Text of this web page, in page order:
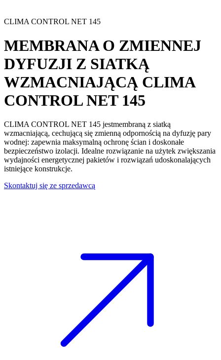
CLIMA CONTROL NET 145
MEMBRANA O ZMIENNEJ
DYFUZJI Z SIATKĄ
WZMACNIAJĄCĄ CLIMA
CONTROL NET 145
CLIMA CONTROL NET 145 jestmembraną z siatką
wzmacniającą, cechującą się zmienną odpornością na dyfuzję pary
wodnej: zapewnia maksymalną ochronę ścian i doskonałe
bezpieczeństwo izolacji. Idealne rozwiązanie na użytek zwiększania
wydajności energetycznej pakietów i rozwiązań udoskonalających
istniejące konstrukcje.
Skontaktuj się ze sprzedawcą